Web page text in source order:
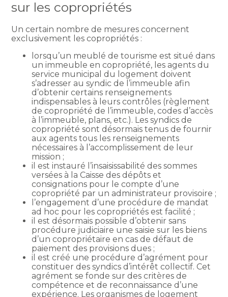
sur les copropriétés
Un certain nombre de mesures concernent
exclusivement les copropriétés :
lorsqu’un meublé de tourisme est situé dans
un immeuble en copropriété, les agents du
service municipal du logement doivent
s’adresser au syndic de l’immeuble afin
d’obtenir certains renseignements
indispensables à leurs contrôles (règlement
de copropriété de l’immeuble, codes d’accès
à l’immeuble, plans, etc.). Les syndics de
copropriété sont désormais tenus de fournir
aux agents tous les renseignements
nécessaires à l’accomplissement de leur
mission ;
il est instauré l’insaisissabilité des sommes
versées à la Caisse des dépôts et
consignations pour le compte d’une
copropriété par un administrateur provisoire ;
l’engagement d’une procédure de mandat
ad hoc pour les copropriétés est facilité ;
il est désormais possible d’obtenir sans
procédure judiciaire une saisie sur les biens
d’un copropriétaire en cas de défaut de
paiement des provisions dues ;
il est créé une procédure d’agrément pour
constituer des syndics d’intérêt collectif. Cet
agrément se fonde sur des critères de
compétence et de reconnaissance d’une
expérience. Les organismes de logement